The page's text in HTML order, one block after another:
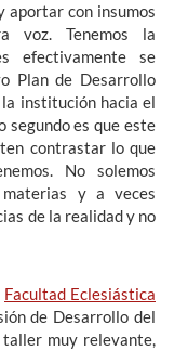
aportar con insumos
voz. Tenemos la
efectivamente se
Plan de Desarrollo
institución hacia el
segundo es que este
contrastar lo que
No solemos
y a veces
de la realidad y no
Facultad Eclesiástica
de Desarrollo del
taller muy relevante,